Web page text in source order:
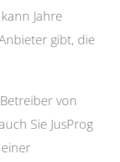
Jahre
gibt, die
von
Sie JusProg